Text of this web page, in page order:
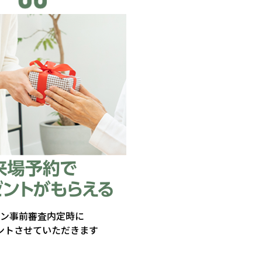
事前審査内定時に
トさせていただきます